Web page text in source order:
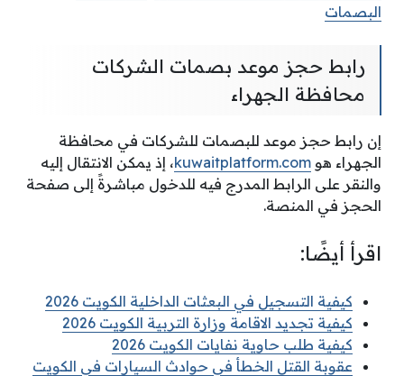
البصمات
رابط حجز موعد بصمات الشركات
محافظة الجهراء
إن رابط حجز موعد للبصمات للشركات في محافظة
الجهراء هو kuwaitplatform.com، إذ يمكن الانتقال إليه
والنقر على الرابط المدرج فيه للدخول مباشرةً إلى صفحة
الحجز في المنصة.
اقرأ أيضًا:
كيفية التسجيل في البعثات الداخلية الكويت 2026
كيفية تجديد الاقامة وزارة التربية الكويت 2026
كيفية طلب حاوية نفايات الكويت 2026
عقوبة القتل الخطأ في حوادث السيارات في الكويت